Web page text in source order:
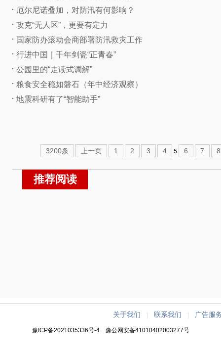
厄尔尼诺叠加，对防汛有何影响？
攻克“无人区”，更要有定力
国家防办滚动会商部署防汛救灾工作
行进中国｜千年剑瓷“正青春”
公园里的“走读式调解”
粮食安全稳如磐石（年中经济观察）
地震科研有了“智能助手”
3200条 上一页 1 2 3 4 5 6 7 8
推荐阅读
关于我们 联系我们 广告服
豫ICP备2021035336号-4 豫公网安备41010402003277号